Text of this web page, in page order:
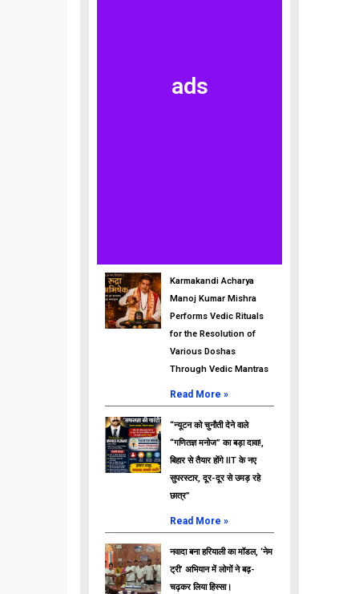
ads
Karmakandi Acharya
Manoj Kumar Mishra
Performs Vedic Rituals
for the Resolution of
Various Doshas
Through Vedic Mantras
Read More »
“न्यूटन को चुनौती देने वाले
“गणितज्ञ मनोज” का बड़ा दावा!,
बिहार से तैयार होंगे IIT के नए
सुपरस्टार, दूर-दूर से उमड़ रहे
छात्र”
Read More »
नवादा बना हरियाली का मॉडल, ‘नेम
ट्री’ अभियान में लोगों ने बढ़-
चढ़कर लिया हिस्सा।